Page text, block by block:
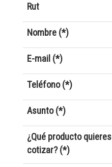
Rut
Nombre (*)
E-mail (*)
Teléfono (*)
Asunto (*)
¿Qué producto quieres
cotizar? (*)